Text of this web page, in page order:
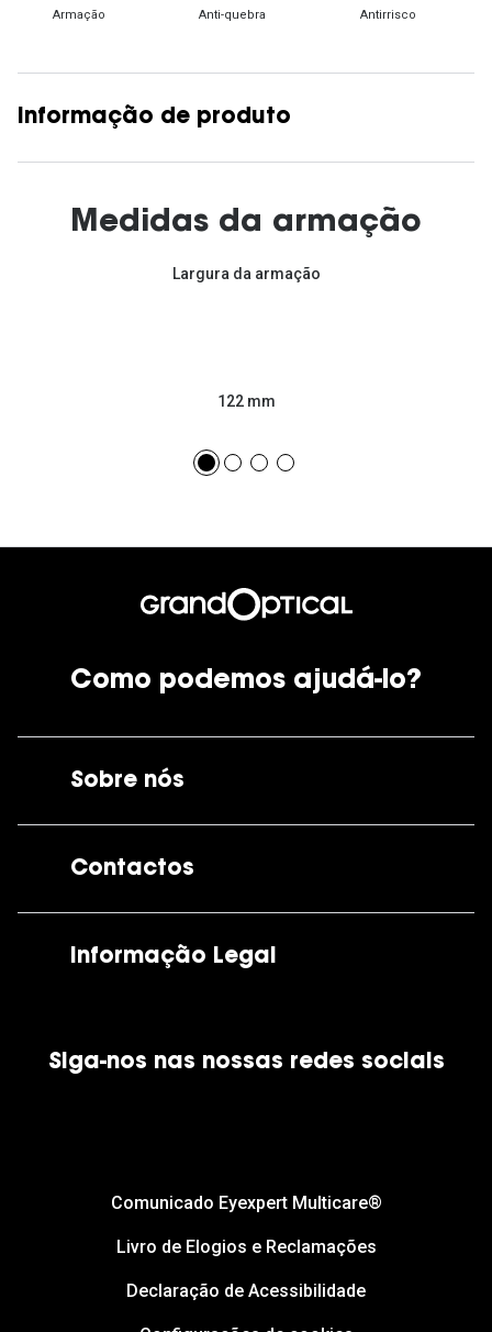
Armação Anti-quebra Antirrisco
Informação de produto
Medidas da armação
Largura da armação
122 mm
Como podemos ajudá-lo?
Sobre nós
Contactos
Informação Legal
Política de Cookies
Siga-nos nas nossas redes sociais
Comunicado Eyexpert Multicare®
Livro de Elogios e Reclamações
Declaração de Acessibilidade